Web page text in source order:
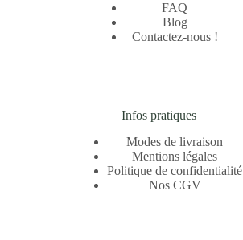
FAQ
Blog
Contactez-nous !
Infos pratiques
Modes de livraison
Mentions légales
Politique de confidentialité
Nos CGV